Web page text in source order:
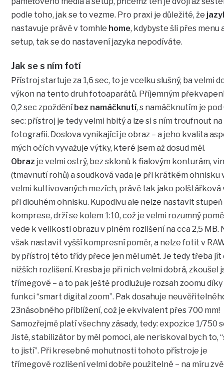
podle toho, jak se to vezme. Pro praxi je důležité, že
nastavuje právě v tomhle home, kdybyste šli přes menu
setup, tak se do nastavení jazyka nepodíváte.
Jak se s ním fotí
Přístroj startuje za 1,6 sec, to je vcelku slušný, ba velmi
výkon na tento druh fotoaparátů. Příjemným
0,2 sec zpoždění bez namáčknutí, s namáčknutím je pod
sec: přístroj je tedy velmi hbitý a lze si s ním troufnout
fotografii. Doslova vynikající je obraz – a jeho kvalita
mých očích vyvažuje výtky, které jsem až dosud měl.
Obraz je velmi ostrý, bez sklonů k fialovým konturám,
(tmavnutí rohů) a soudková vada je při krátkém ohnisku
velmi kultivovaných mezích, právě tak jako polštářková
při dlouhém ohnisku. Kupodivu ale nelze nastavit stupeň
komprese, drží se kolem 1:10, což je velmi rozumný
vede k velikosti obrazu v plném rozlišení na cca 2,5 MB.
však nastavit vyšší kompresní poměr, a nelze fotit v
by přístroj této třídy přece jen měl umět. Je tedy třeba jít
nižších rozlišení. Kresba je při nich velmi dobrá, zkoušel
třímegové – a to pak ještě prodlužuje rozsah zoomu díky
funkci “smart digital zoom”. Pak dosahuje
23násobného přiblížení, což je ekvivalent přes 700 mm!
Samozřejmě platí všechny zásady, tedy: expozice 1/750
Jistě, stabilizátor by měl pomoci, ale neriskoval bych to,
to jistí”. Při kresebné mohutnosti tohoto přístroje je
třímegové rozlišení velmi dobře použitelné – na míru